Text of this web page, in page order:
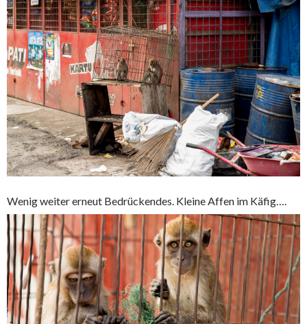
Wenig weiter erneut Bedrückendes. Kleine Affen im Käfig….